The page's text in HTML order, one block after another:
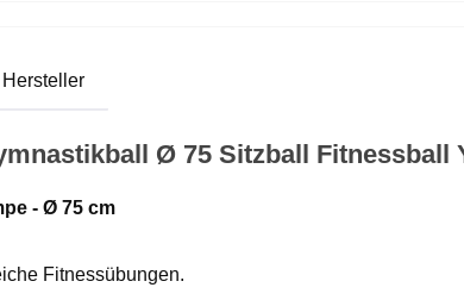
Hersteller
Ø 75 Sitzball Fitnessball
- Ø 75 cm
Fitnessübungen.